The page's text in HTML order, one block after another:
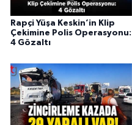
Rapçi Yüşa Keskin’in Klip
Çekimine Polis Operasyonu:
4 Gözaltı